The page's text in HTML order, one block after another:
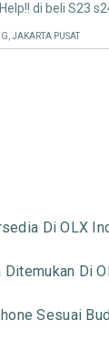
JAKARTA PUSAT
Di OLX
Ditemukan Di
Sesuai